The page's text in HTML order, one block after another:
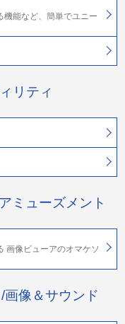
機能など、簡単でユニー
リティ
ミューズメント
画像ビューアのオマケソ
像＆サウンド